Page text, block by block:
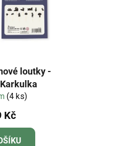
loutky -
(4 ks)
Kč